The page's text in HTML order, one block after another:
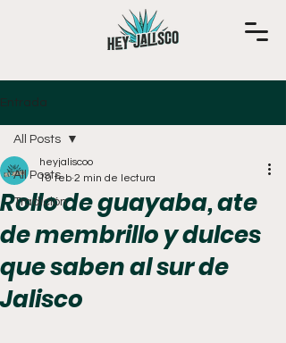
Entrada
All Posts
Tradición
All Posts
Rollo de guayaba, ate
de membrillo y dulces
que saben al sur de
Jalisco
heyjaliscoo
10 feb 2 min de lectura